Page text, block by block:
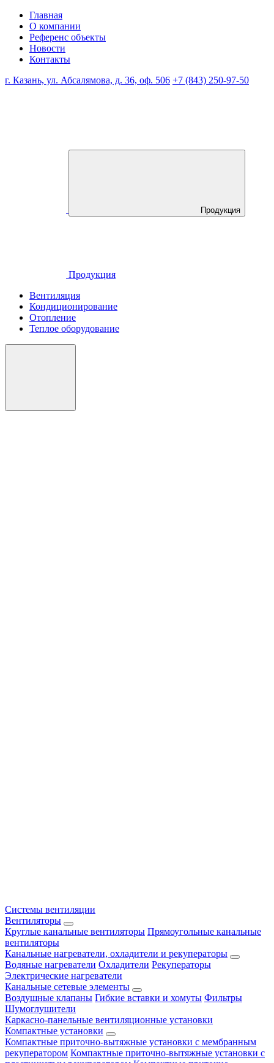
Главная
О компании
Референс объекты
Новости
Контакты
г. Казань, ул. Абсалямова, д. 36, оф. 506 +7 (843) 250-97-50
Продукция
Продукция
Вентиляция
Кондиционирование
Отопление
Теплое оборудование
Системы вентиляции
Вентиляторы
Круглые канальные вентиляторы Прямоугольные канальные
вентиляторы
Канальные нагреватели, охладители и рекуператоры
Водяные нагреватели Охладители Рекуператоры
Электрические нагреватели
Канальные сетевые элементы
Воздушные клапаны Гибкие вставки и хомуты Фильтры
Шумоглушители
Каркасно-панельные вентиляционные установки
Компактные установки
Компактные приточно-вытяжные установки с мембранным
рекуператором Компактные приточно-вытяжные установки с